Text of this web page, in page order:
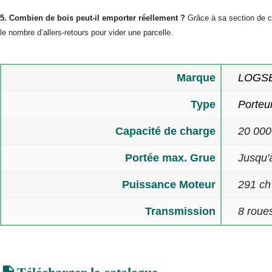
5. Combien de bois peut-il emporter réellement ? Grâce à sa section de
le nombre d’allers-retours pour vider une parcelle.
Marque
Type
Capacité de charge 20
Portée max. Grue
Puissance Moteur 291
Transmission 8